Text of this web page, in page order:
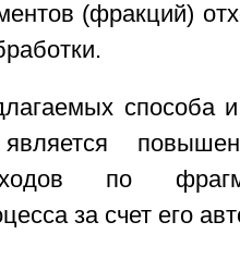
(фракций)
способа
по
за счет его